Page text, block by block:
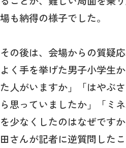
場も納得の様子でした。
その後は、会場からの質疑
よく手を挙げた男子小学生
た人がいますか」「はやぶ
ら思っていましたか」「ミ
を少なくしたのはなぜです
田さんが記者に逆質問した